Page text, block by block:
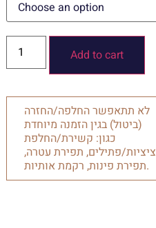
Add to cart
לא תתאפשר החלפה/החזרה
(ביטול) בגין הזמנה מיוחדת
כגון: קשירת/החלפת
ציציות/פתילים, תפירת עטרה,
תפירת פינות, רקמת אותיות.